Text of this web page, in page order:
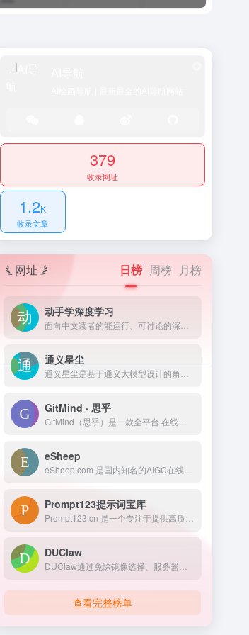
379
收录网址
1.2K
收录文章
网址 日榜 周榜 月榜
动手学深度学习
通义星尘
GitMind · 思乎
eSheep
Prompt123提示词宝库
DUClaw
查看完整榜单